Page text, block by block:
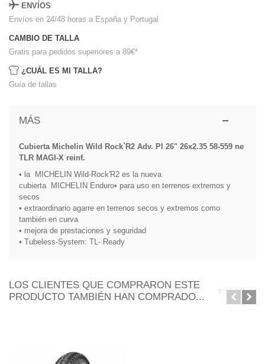
ENVÍOS
Envíos en 24/48 horas a España y Portugal
CAMBIO DE TALLA
Gratis para pedidos superiores a 89€*
¿CUÁL ES MI TALLA?
Guía de tallas
MÁS
Cubierta Michelin Wild Rock`R2 Adv. Pl 26" 26x2.35 58-559 ne
TLR MAGI-X reinf.
• la
MICHELIN Wild-Rock'R2 es la nueva
cubierta
MICHELIN Enduro• para uso en terrenos extremos y
secos
• extraordinario agarre en terrenos secos y extremos como
también en curva
• mejora de prestaciones y seguridad
• Tubeless-System: TL- Ready
LOS CLIENTES QUE COMPRARON ESTE
PRODUCTO TAMBIÉN HAN COMPRADO...